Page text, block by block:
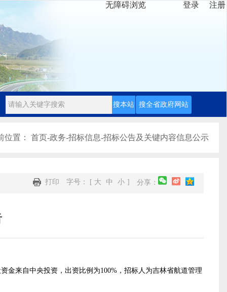
无障碍浏览 登录 注册
位置： 首页-政务-招标信息-招标公告及关键内容信息公示
打印 字号： [ 大 中 小 ] 分享：
资金来自中央投资 ，出资比例为100%，招标人为吉林省航道管理